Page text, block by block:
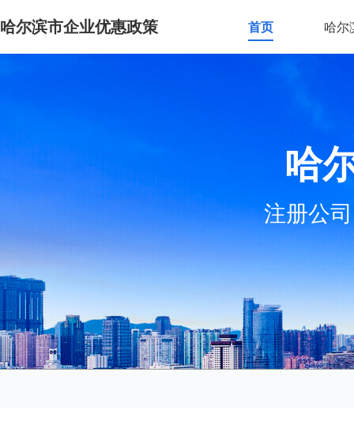
哈尔滨市企业优惠政策 首页 哈尔
哈
注册公